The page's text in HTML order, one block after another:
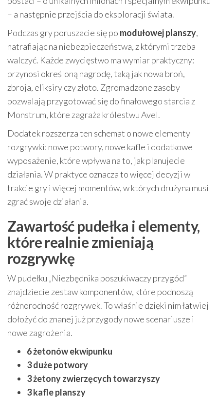
– a następnie przejścia do eksploracji świata.
Podczas gry poruszacie się po modułowej planszy,
natrafiając na niebezpieczeństwa, z którymi trzeba
walczyć. Każde zwycięstwo ma wymiar praktyczny:
przynosi określoną nagrodę, taką jak nowa broń,
zbroja, eliksiry czy złoto. Zgromadzone zasoby
pozwalają przygotować się do finałowego starcia z
Monstrum, które zagraża królestwu Avel.
Dodatek rozszerza ten schemat o nowe elementy
rozgrywki: nowe potwory, nowe kafle i dodatkowe
wyposażenie, które wpływa na to, jak planujecie
działania. W praktyce oznacza to więcej decyzji w
trakcie gry i więcej momentów, w których drużyna musi
zgrać swoje działania.
Zawartość pudełka i elementy,
które realnie zmieniają
rozgrywkę
W pudełku „Niezbędnika poszukiwaczy przygód”
znajdziecie zestaw komponentów, które podnoszą
różnorodność rozgrywek. To właśnie dzięki nim łatwiej
dołożyć do znanej już przygody nowe scenariusze i
nowe zagrożenia.
6 żetonów ekwipunku
3 duże potwory
3 żetony zwierzęcych towarzyszy
3 kafle planszy